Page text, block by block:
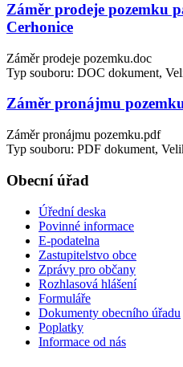
Záměr prodeje pozemku
Cerhonice
Záměr prodeje pozemku.doc
Typ souboru: DOC dokument,
Záměr pronájmu
Záměr pronájmu pozemku.pdf
Typ souboru: PDF dokument,
Obecní úřad
Úřední deska
Povinné informace
E-podatelna
Zastupitelstvo obce
Zprávy pro občany
Rozhlasová hlášení
Formuláře
Dokumenty obecního úřadu
Poplatky
Informace od nás